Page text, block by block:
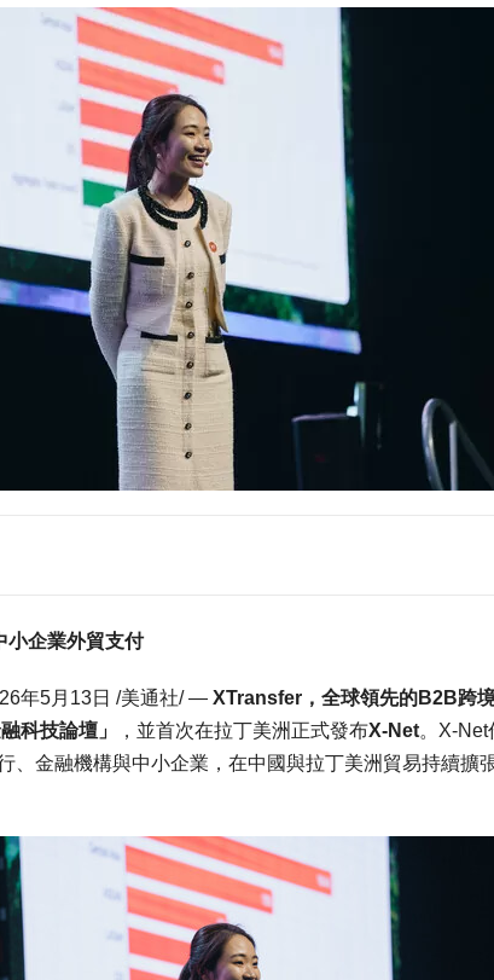
小企業外貿支付
年5月13日 /美通社/ — XTransfer，全球領先的B2B跨
科技論壇」
，並首次在拉丁美洲正式發布X-Net。X-Net
、金融機構與中小企業，在中國與拉丁美洲貿易持續擴